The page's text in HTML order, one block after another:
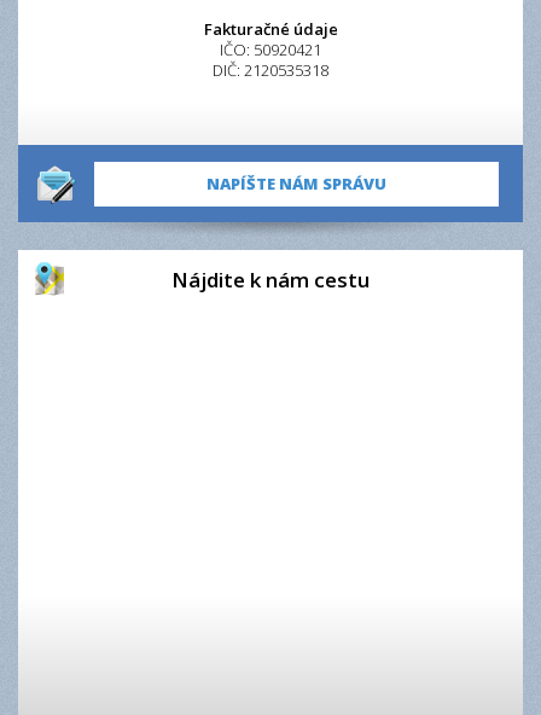
Fakturačné údaje
IČO: 50920421
DIČ: 2120535318
NAPÍŠTE NÁM SPRÁVU
Nájdite k nám cestu